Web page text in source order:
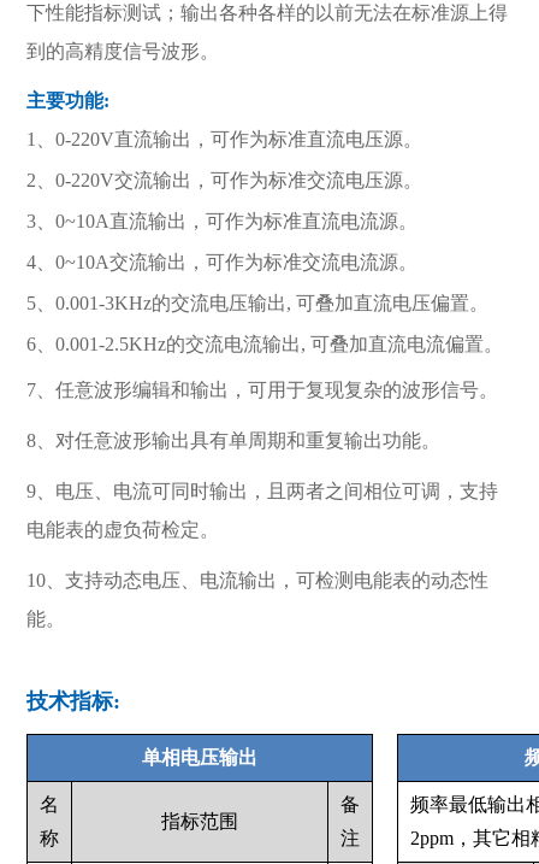
下性能指标测试；输出各种各样的以前无法在标准源上得
到的高精度信号波形。
主要功能:
1、0-220V直流输出，可作为标准直流电压源。
2、0-220V交流输出，可作为标准交流电压源。
3、0~10A直流输出，可作为标准直流电流源。
4、0~10A交流输出，可作为标准交流电流源。
5、0.001-3KHz的交流电压输出,可叠加直流电压偏置。
6、0.001-2.5KHz的交流电流输出,可叠加直流电流偏置。
7、任意波形编辑和输出，可用于复现复杂的波形信号。
8、对任意波形输出具有单周期和重复输出功能。
9、电压、电流可同时输出，且两者之间相位可调，支持
电能表的虚负荷检定。
10、支持动态电压、电流输出，可检测电能表的动态性
能。
技术指标:
单相电压输出
名
称
指标范围
备
注
频率最低输出
2ppm，其它